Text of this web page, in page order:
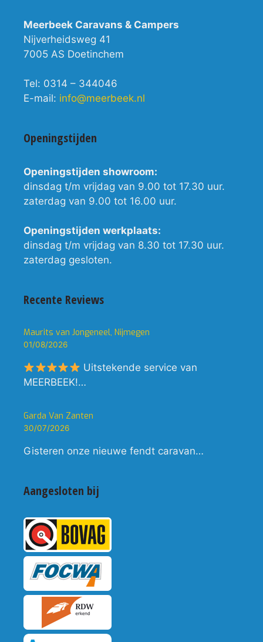
Meerbeek Caravans & Campers
Nijverheidsweg 41
7005 AS Doetinchem
Tel: 0314 – 344046
E-mail: info@meerbeek.nl
Openingstijden
Openingstijden showroom:
dinsdag t/m vrijdag van 9.00 tot 17.30 uur.
zaterdag van 9.00 tot 16.00 uur.
Openingstijden werkplaats:
dinsdag t/m vrijdag van 8.30 tot 17.30 uur.
zaterdag gesloten.
Recente Reviews
Maurits van Jongeneel, Nijmegen
01/08/2026
Uitstekende service van
MEERBEEK!…
Garda Van Zanten
30/07/2026
Gisteren onze nieuwe fendt caravan…
Aangesloten bij